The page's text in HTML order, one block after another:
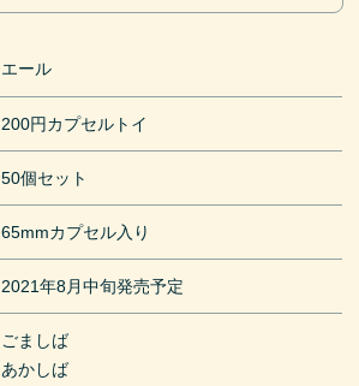
エール
200円カプセルトイ
50個セット
65mmカプセル入り
2021年8月中旬発売予定
ごましば
あかしば